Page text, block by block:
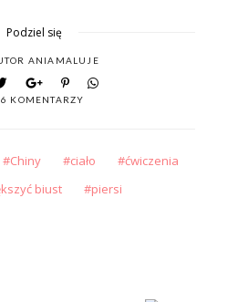
Podziel się
ANIAMALUJE
KOMENTARZY
Chiny ciało
ćwiczenia
biust
piersi